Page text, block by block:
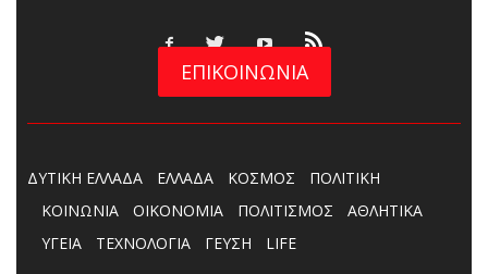
ΕΠΙΚΟΙΝΩΝΙΑ
ΔΥΤΙΚΗ ΕΛΛΑΔΑ ΕΛΛΑΔΑ ΚΟΣΜΟΣ
ΠΟΛΙΤΙΚΗ
ΚΟΙΝΩΝΙΑ
ΟΙΚΟΝΟΜΙΑ ΠΟΛΙΤΙΣΜΟΣ
ΑΘΛΗΤΙΚΑ
ΥΓΕΙΑ
ΤΕΧΝΟΛΟΓΙΑ ΓΕΥΣΗ LIFE